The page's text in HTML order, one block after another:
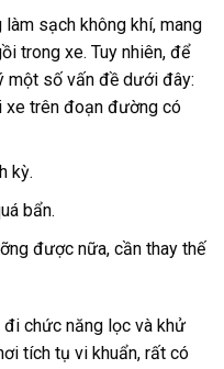
sạch không khí, mang
trong xe. Tuy nhiên, để
một số vấn đề dưới đây:
xe trên đoạn đường có
kỳ.
bẩn.
được nữa, cần thay thế
đi chức năng lọc và khử
tích tụ vi khuẩn, rất có